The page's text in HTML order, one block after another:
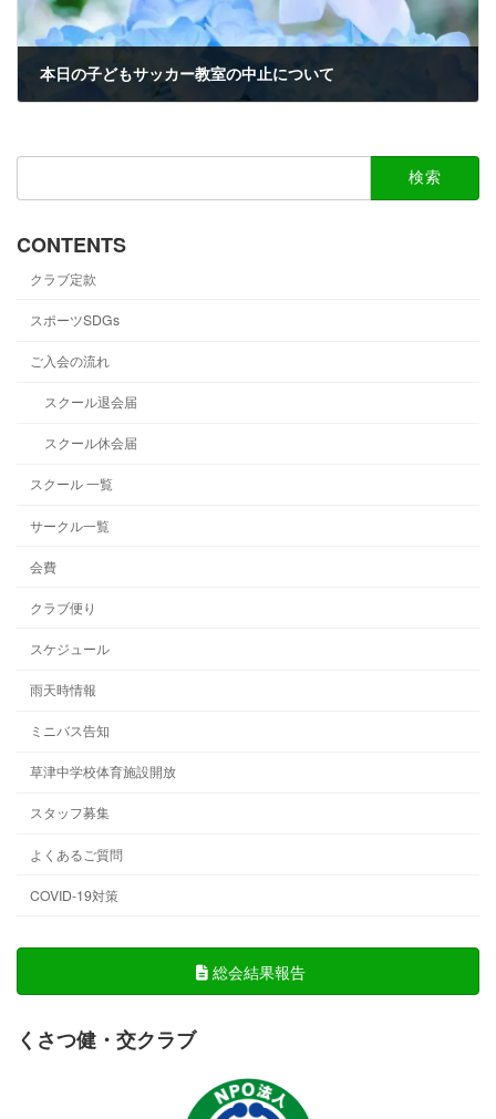
本日の子どもサッカー教室の中止について
検
CONTENTS
クラブ定款
スポーツSDGs
ご入会の流れ
スクール退会届
スクール休会届
スクール 一覧
サークル一覧
会費
クラブ便り
スケジュール
雨天時情報
ミニバス告知
草津中学校体育施設開放
スタッフ募集
よくあるご質問
COVID-19対策
総会結果報告
くさつ健・交クラブ